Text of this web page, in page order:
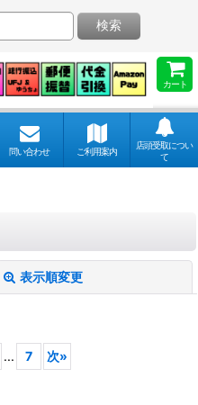
カート
検索
問い合わせ ご利用案内
店頭受取につい
て
表示順変更
... 7 次»